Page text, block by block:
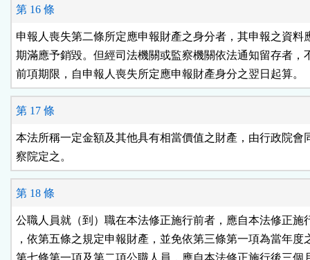
第 16 條
申報人喪失第二條所定應申報財產之身分者，其申報之資料
期滿應予銷毀。但經司法機關或監察機關依法通知留存者，
前項期限，自申報人喪失所定應申報財產身分之翌日起算。
第 17 條
本法所稱一定金額及其他具有相當價值之財產，由行政院會
察院定之。
第 18 條
公職人員就（到）職在本法修正施行前者，應自本法修正施
，依第五條之規定申報財產，並免依第三條第一項為當年度